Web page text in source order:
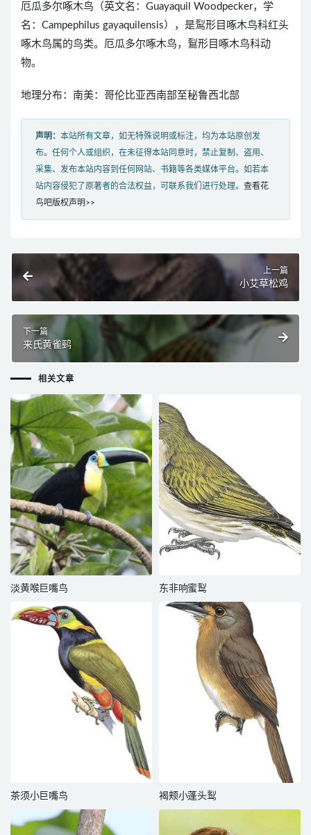
厄瓜多尔啄木鸟（英文名：Guayaquil Woodpecker，学
名：Campephilus gayaquilensis），是䴕形目啄木鸟科红头
啄木鸟属的鸟类。厄瓜多尔啄木鸟，鴷形目啄木鸟科动
物。
地理分布：南美：哥伦比亚西南部至秘鲁西北部
声明： 本站所有文章，如无特殊说明或标注，均为本站原创发
布。任何个人或组织，在未征得本站同意时，禁止复制、盗用、
采集、发布本站内容到任何网站、书籍等各类媒体平台。如若本
站内容侵犯了原著者的合法权益，可联系我们进行处理。 查看花
鸟吧版权声明>>
上一篇
小艾草松鸡
下一篇
来氏黄雀鹀
相关文章
淡黄喉巨嘴鸟 东非响蜜䴕
茶须小巨嘴鸟 褐颊小蓬头䴕